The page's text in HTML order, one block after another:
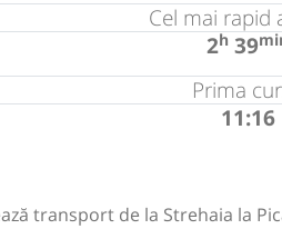
Cel mai rapid
2h 39
Prima
11:16
transport de la Strehaia la